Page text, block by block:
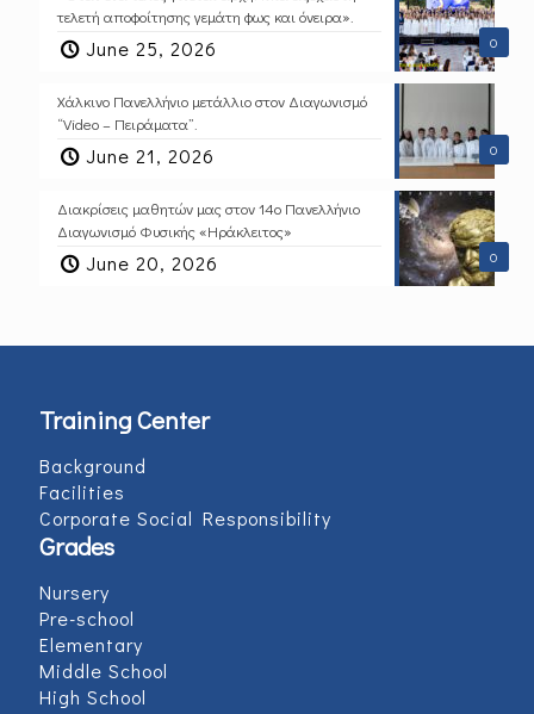
0
τελετή αποφοίτησης γεμάτη φως και όνειρα».
June 25, 2026
0
Χάλκινο Πανελλήνιο μετάλλιο στον Διαγωνισμό
“Video – Πειράματα”.
June 21, 2026
0
Διακρίσεις μαθητών μας στον 14ο Πανελλήνιο
Διαγωνισμό Φυσικής «Ηράκλειτος»
June 20, 2026
Training Center
Background
Facilities
Corporate Social Responsibility
Grades
Nursery
Pre-school
Elementary
Middle School
High School